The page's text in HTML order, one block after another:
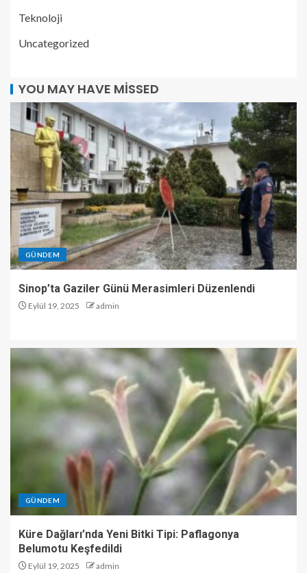
Teknoloji
Uncategorized
YOU MAY HAVE MISSED
GÜNDEM
Sinop’ta Gaziler Günü Merasimleri Düzenlendi
Eylül 19, 2025 admin
GÜNDEM
Küre Dağları’nda Yeni Bitki Tipi: Paflagonya
Belumotu Keşfedildi
Eylül 19, 2025 admin